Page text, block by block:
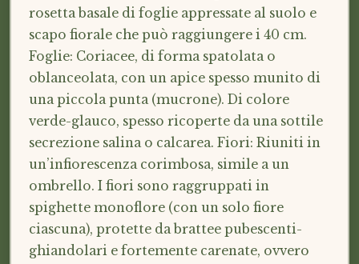
rosetta basale di foglie appressate al suolo e
scapo fiorale che può raggiungere i 40 cm.
Foglie: Coriacee, di forma spatolata o
oblanceolata, con un apice spesso munito di
una piccola punta (mucrone). Di colore
verde-glauco, spesso ricoperte da una sottile
secrezione salina o calcarea. Fiori: Riuniti in
un’infiorescenza corimbosa, simile a un
ombrello. I fiori sono raggruppati in
spighette monoflore (con un solo fiore
ciascuna), protette da brattee pubescenti-
ghiandolari e fortemente carenate, ovvero